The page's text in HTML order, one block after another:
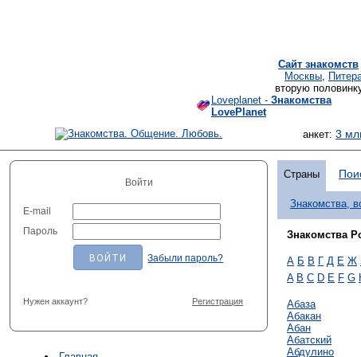
Сайт знакомств
Москвы,
вторую
Loveplanet - Знакомства
LovePlanet
анкет: 3
Войти
E-mail
Пароль
Забыли пароль?
Нужен аккаунт? Регистрация
Страны
Знакомства,
Знакомства
А Б В Г Д Е Ж
A B C D E F G
Абаза
Абакан
Абан
Абатский
Абдулино